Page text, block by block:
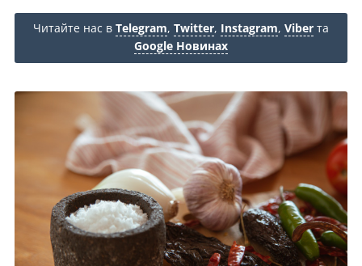
Читайте нас в Telegram, Twitter, Instagram, Viber та
Google Новинах